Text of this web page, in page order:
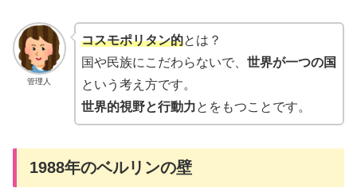
管理人
コスモポリタン的とは？
国や民族にこだわらないで、 世界が一つの国
という考え方です。
世界的視野と行動力とをもつことです。
1988年のベルリンの壁